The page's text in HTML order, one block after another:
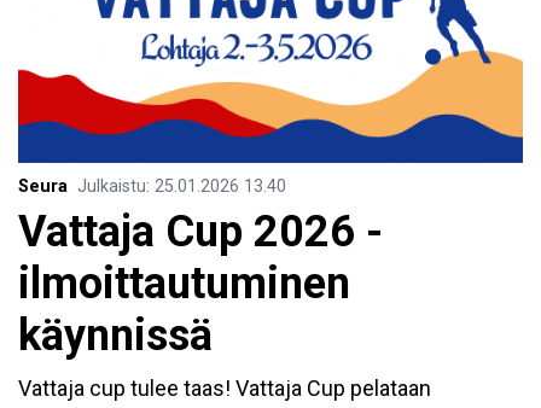
Seura Julkaistu: 25.01.2026 13.40
Vattaja Cup 2026 -
ilmoittautuminen
käynnissä
Vattaja cup tulee taas! Vattaja Cup pelataan